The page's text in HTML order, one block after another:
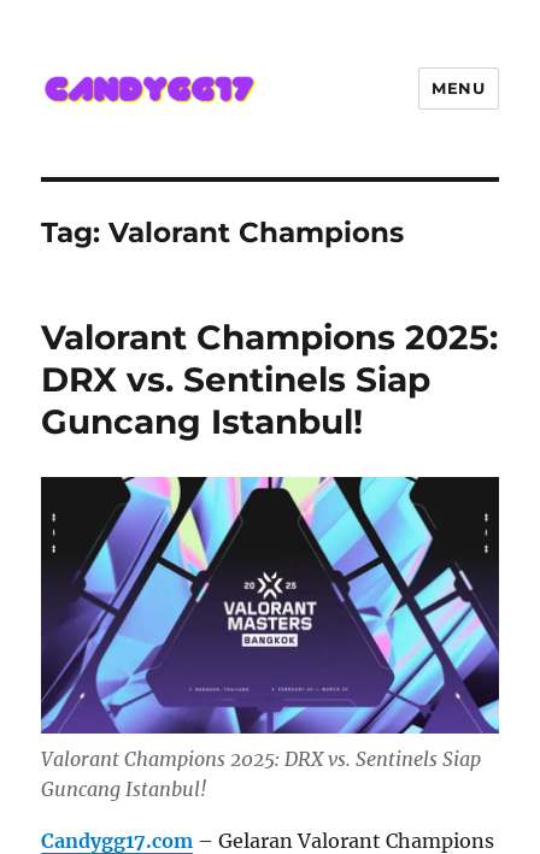
Hadir Semakin Mantap Jackpot
MENU
Tag:Valorant Champions
Valorant Champions 2025:
DRX vs. Sentinels Siap
Guncang Istanbul!
Valorant Champions 2025: DRX vs. Sentinels Siap
Guncang Istanbul!
Candygg17.com – Gelaran Valorant Champions